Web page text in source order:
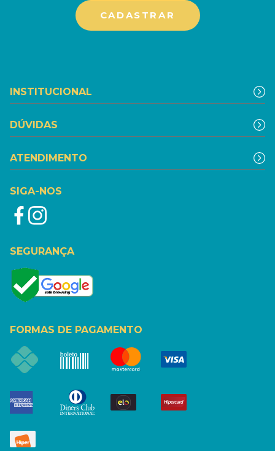
INSTITUCIONAL
DÚVIDAS
ATENDIMENTO
SIGA-NOS
SEGURANÇA
FORMAS DE PAGAMENTO